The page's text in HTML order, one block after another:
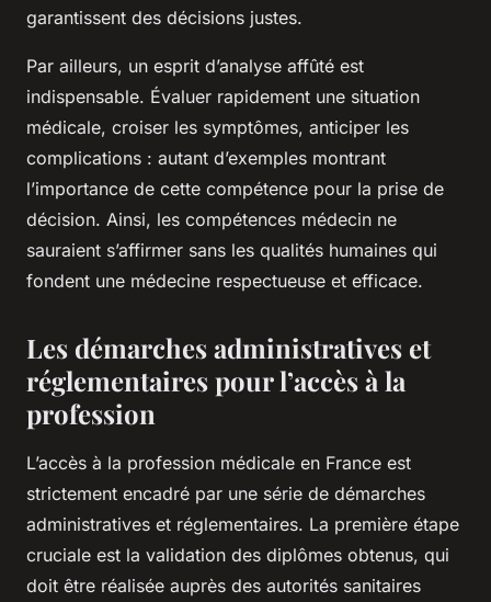
garantissent des décisions justes.
Par ailleurs, un esprit d’analyse affûté est
indispensable. Évaluer rapidement une situation
médicale, croiser les symptômes, anticiper les
complications : autant d’exemples montrant
l’importance de cette compétence pour la prise de
décision. Ainsi, les compétences médecin ne
sauraient s’affirmer sans les qualités humaines qui
fondent une médecine respectueuse et efficace.
Les démarches administratives et
réglementaires pour l’accès à la
profession
L’accès à la profession médicale en France est
strictement encadré par une série de démarches
administratives et réglementaires. La première étape
cruciale est la validation des diplômes obtenus, qui
doit être réalisée auprès des autorités sanitaires